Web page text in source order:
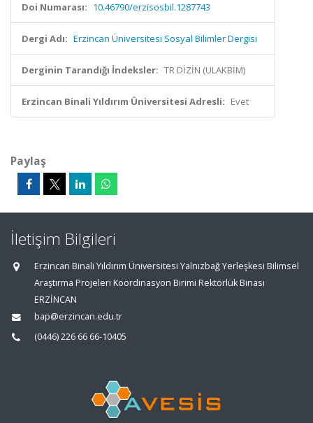
Doi Numarası: 10.46790/erzisosbil.1287743
Dergi Adı: Erzincan Üniversitesi Sosyal Bilimler Dergisi
Derginin Tarandığı İndeksler: TR DİZİN (ULAKBİM)
Erzincan Binali Yıldırım Üniversitesi Adresli: Evet
Paylaş
İletişim Bilgileri
Erzincan Binali Yıldırım Üniversitesi Yalnızbağ Yerleşkesi Bilimsel
Araştırma Projeleri Koordinasyon Birimi Rektörlük Binası
ERZİNCAN
bap@erzincan.edu.tr
(0446) 226 66 66-10405